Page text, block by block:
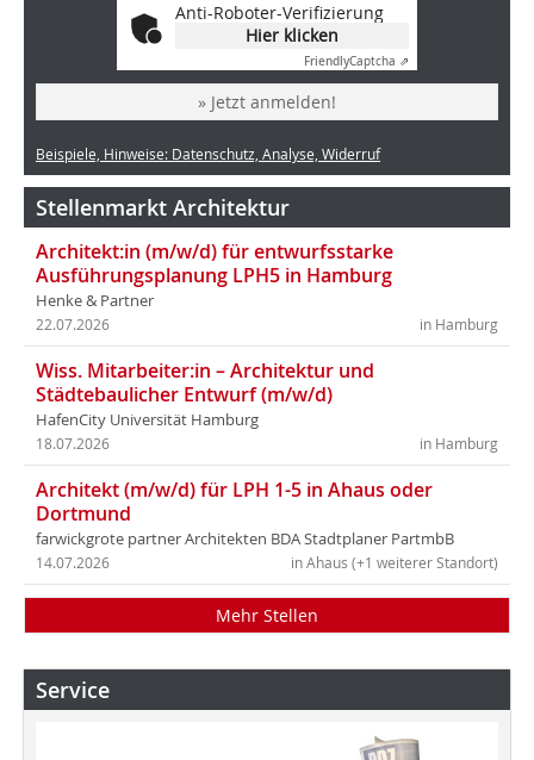
Anti-Roboter-Verifizierung
Hier klicken
FriendlyCaptcha ⇗
» Jetzt anmelden!
Beispiele, Hinweise: Datenschutz, Analyse, Widerruf
Stellenmarkt Architektur
Architekt:in (m/w/d) für entwurfsstarke
Ausführungsplanung LPH5 in Hamburg
Henke & Partner
in Hamburg
22.07.2026
Wiss. Mitarbeiter:in – Architektur und
Städtebaulicher Entwurf (m/w/d)
HafenCity Universität Hamburg
in Hamburg
18.07.2026
Architekt (m/w/d) für LPH 1-5 in Ahaus oder
Dortmund
farwickgrote partner Architekten BDA Stadtplaner PartmbB
in Ahaus (+1 weiterer Standort)
14.07.2026
Mehr Stellen
Service